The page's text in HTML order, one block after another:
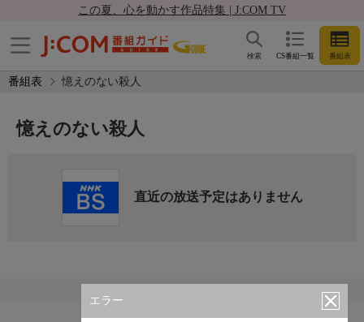
この夏、心を動かす作品特集 | J:COM TV
CS番組一覧 番組表
検索
番組表 憶えのない殺人
エラー
憶えのない殺人
直近の放送予定はありません